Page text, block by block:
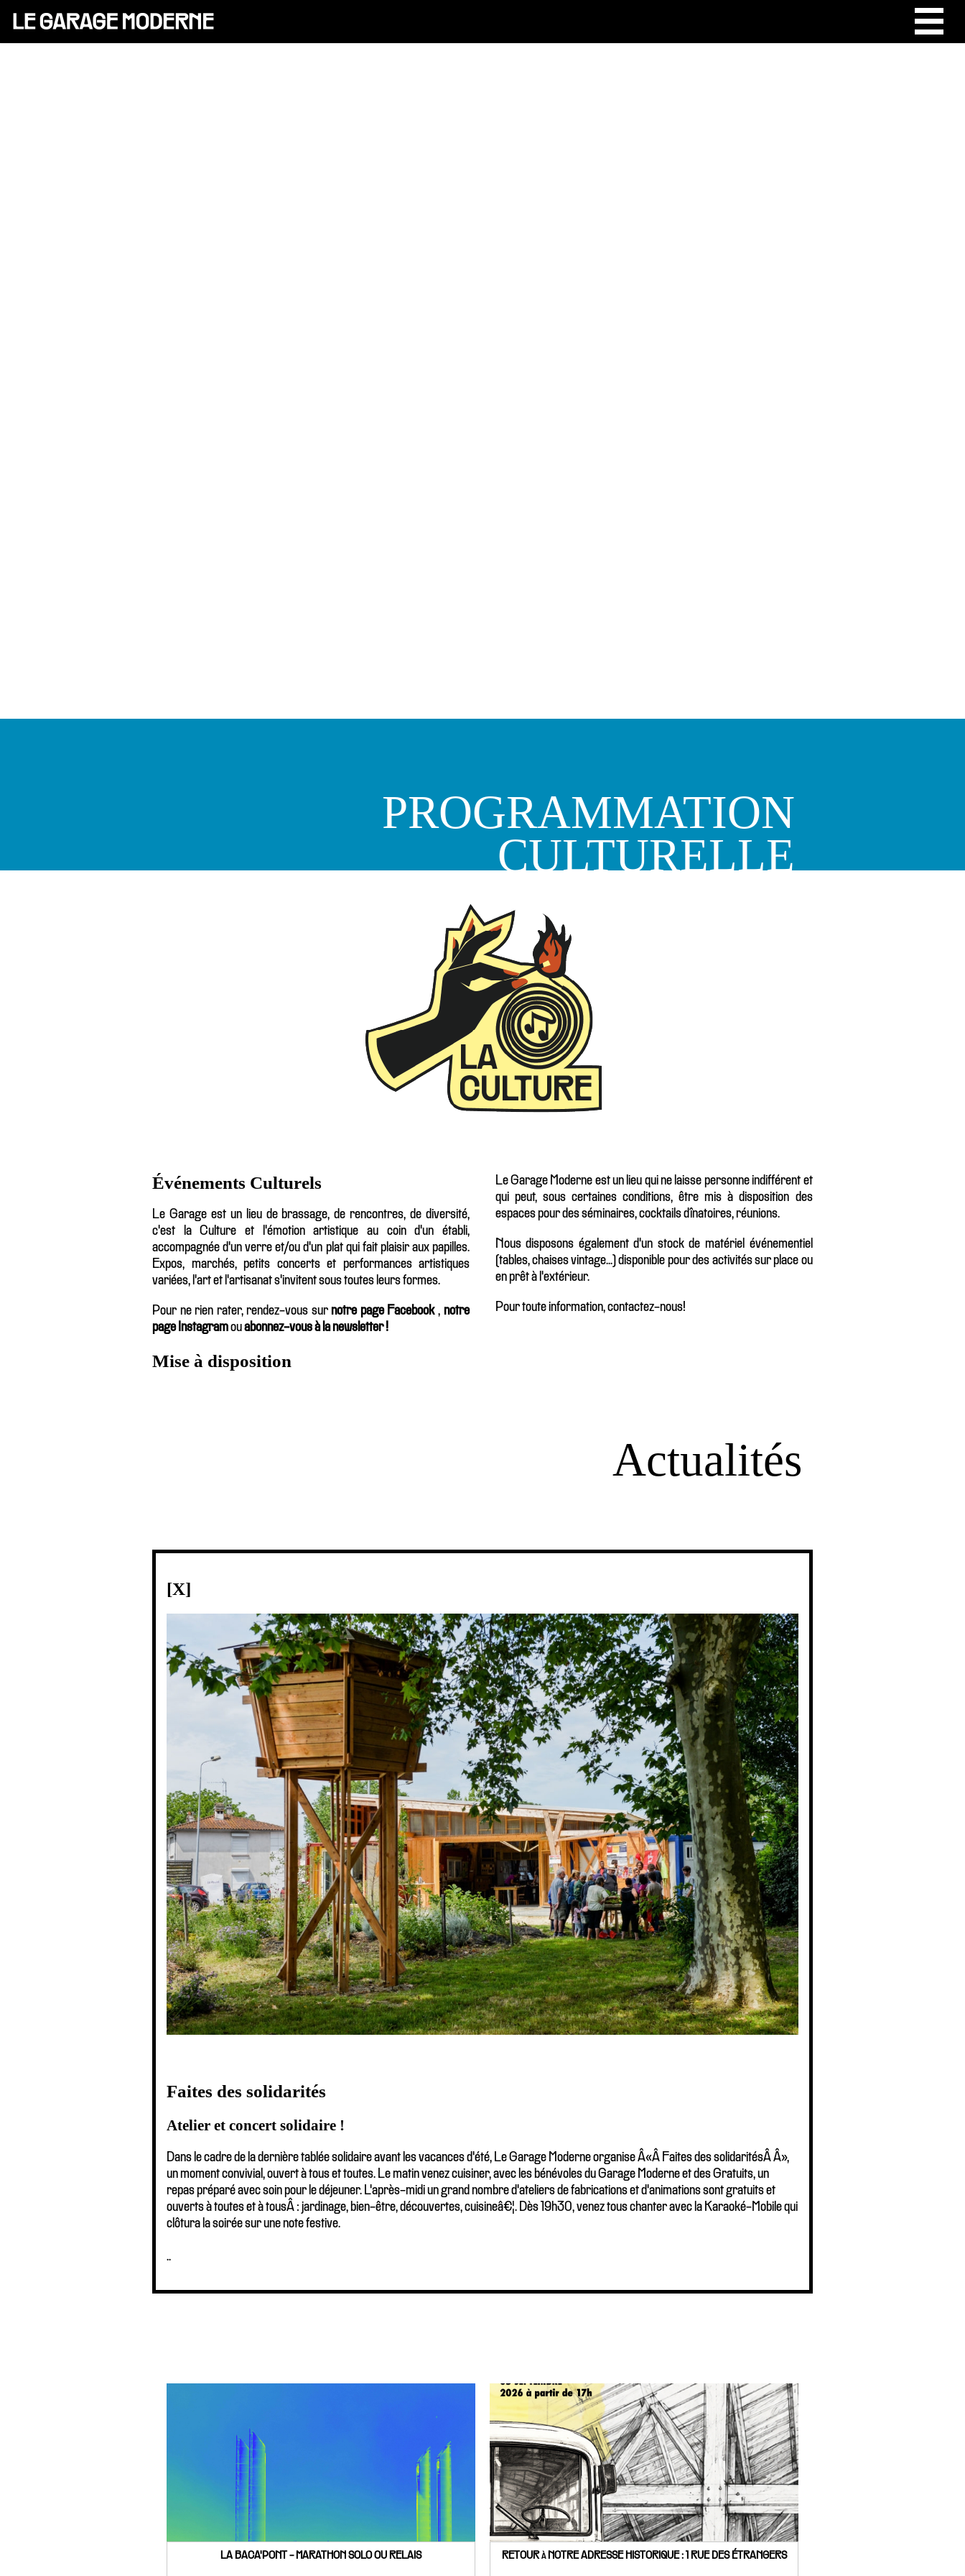
PROGRAMMATION
CULTURELLE
Événements Culturels
Le Garage est un lieu de brassage, de rencontres, de diversité,
c'est la Culture et l'émotion artistique au coin d'un établi,
accompagnée d'un verre et/ou d'un plat qui fait plaisir aux papilles.
Expos, marchés, petits concerts et performances artistiques
variées, l'art et l'artisanat s'invitent sous toutes leurs formes.
Pour ne rien rater, rendez-vous sur notre page Facebook , notre
page Instagramouabonnez-vous à la newsletter !
Mise à disposition
Le Garage Moderne est un lieu qui ne laisse personne indifférent et
qui peut, sous certaines conditions, être mis à disposition des
espaces pour des séminaires, cocktails dînatoires, réunions.
Nous disposons également d'un stock de matériel événementiel
(tables, chaises vintage...) disponible pour des activités sur place ou
en prêt à l'extérieur.
Pour toute information, contactez-nous!
Actualités
[X]
Faites des solidarités
Atelier et concert solidaire !
Dans le cadre de la dernière tablée solidaire avant les vacances d'été, Le Garage Moderne organise Â«Â Faites des solidaritésÂ Â»,
un moment convivial, ouvert à tous et toutes. Le matin venez cuisiner, avec les bénévoles du Garage Moderne et des Gratuits, un
repas préparé avec soin pour le déjeuner. L'après-midi un grand nombre d'ateliers de fabrications et d'animations sont gratuits et
ouverts à toutes et à tousÂ : jardinage, bien-être, découvertes, cuisineâ€¦. Dès 19h30, venez tous chanter avec la Karaoké-Mobile qui
clôtura la soirée sur une note festive.
..
LA BACA'PONT - MARATHON SOLO OU RELAIS RETOUR à NOTRE ADRESSE HISTORIQUE : 1 RUE DES ÉTRANGERS